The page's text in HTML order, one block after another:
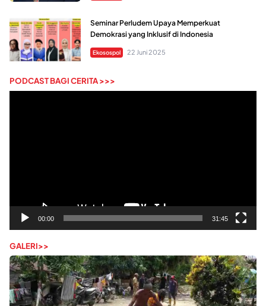
Seminar Perludem Upaya Memperkuat
Demokrasi yang Inklusif di Indonesia
Ekosospol 22 Juni 2025
PODCAST BAGI CERITA >>>
00:00 31:45
GALERI>>